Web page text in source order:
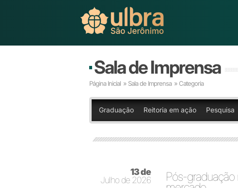
Sala de Imprensa
Página Inicial » Sala de Imprensa » Categoria
Graduação Reitoria em ação Pesquisa
13 de
Julho de 2026
Pós-